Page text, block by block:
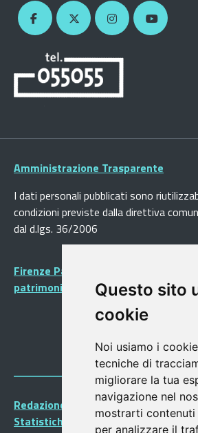
Questo sito
cookie
Noi usiamo i
tecniche di
migliorare la tua
navigazione nel
mostrarti contenuti
per analizzare il
Amministrazione Trasparente
I dati personali pubblicati sono
condizioni previste dalla direttiva
dal d.lgs. 36/2006
Firenze Patrimonio Mondiale -
patrimonio dell’Umanità
Redazione Portalegiovani
Statistiche